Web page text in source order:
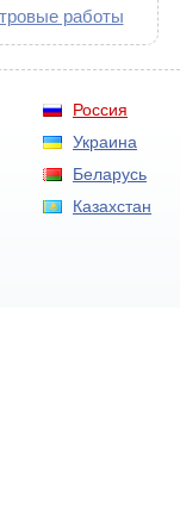
работы
Россия
Украина
Беларусь
Казахстан